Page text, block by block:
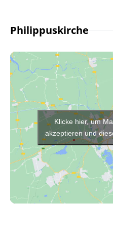
Philippuskirche
Klicke hier, um
akzeptieren und